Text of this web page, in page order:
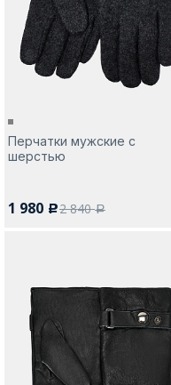
Да, все верно
Перчатки мужские с
шерстью
1 980 c2 840a